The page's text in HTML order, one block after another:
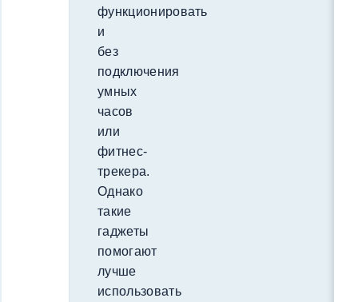
функционировать
и
без
подключения
умных
часов
или
фитнес-
трекера.
Однако
такие
гаджеты
помогают
лучше
использовать